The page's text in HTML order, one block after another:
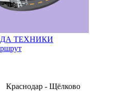
ТЕХНИКИ
Краснодар - Щёлково